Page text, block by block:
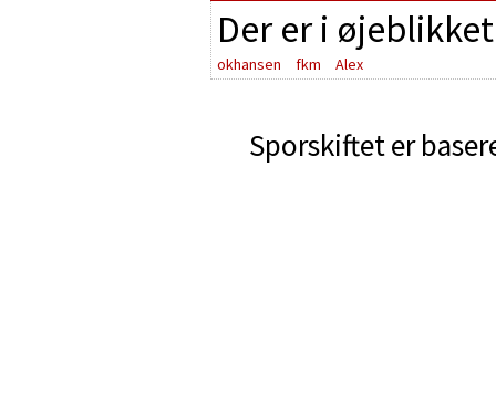
Der er i
okhansen fkm Alex
Sporskiftet er